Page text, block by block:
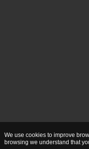
We use cookies to improve
browsing we understand that